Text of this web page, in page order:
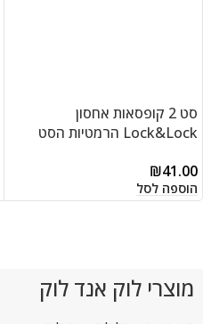
סט 2 קופסאות אחסון
Lock&Lock הרמטיות הסט
1.4 ליטר / מידות:
₪41.00
הוספה לסל
מוצרי לוק אנד לוק